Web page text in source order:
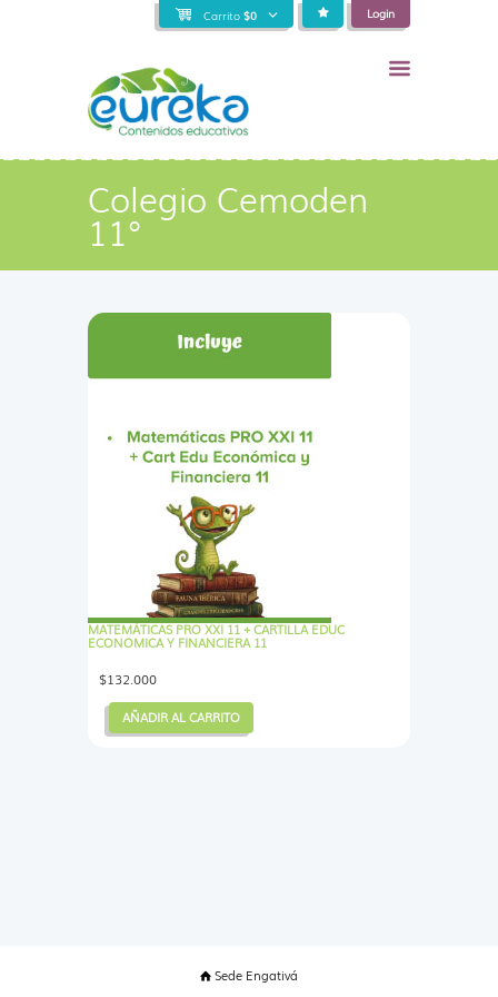
Carrito $0 Login
Colegio Cemoden
11°
MATEMÁTICAS PRO XXI 11 + CARTILLA EDUC
ECONOMICA Y FINANCIERA 11
$132.000
AÑADIR AL CARRITO
Sede Engativá